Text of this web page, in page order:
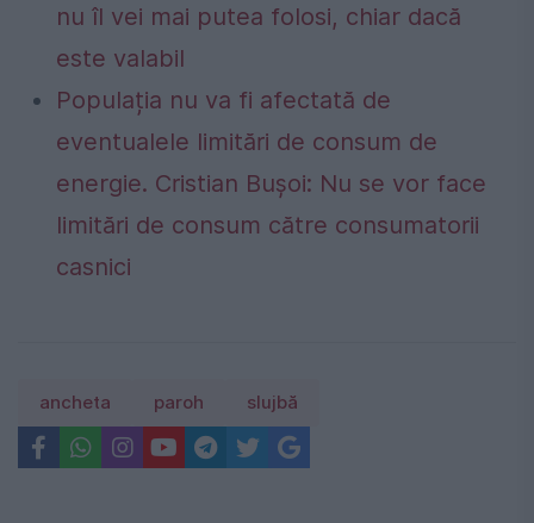
nu îl vei mai putea folosi, chiar dacă
este valabil
Populația nu va fi afectată de
eventualele limitări de consum de
energie. Cristian Bușoi: Nu se vor face
limitări de consum către consumatorii
casnici
ancheta paroh slujbă